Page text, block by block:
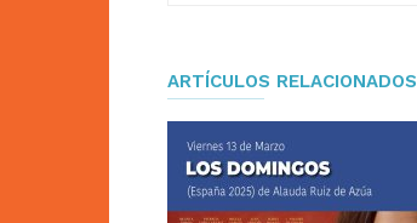
ARTÍCULOS RELACIONADOS